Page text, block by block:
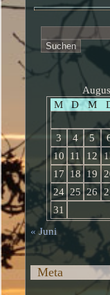
nach:
M
D M
3
4 5
10
11 12
17
18 19
24 25 26
31
« Juni
Meta